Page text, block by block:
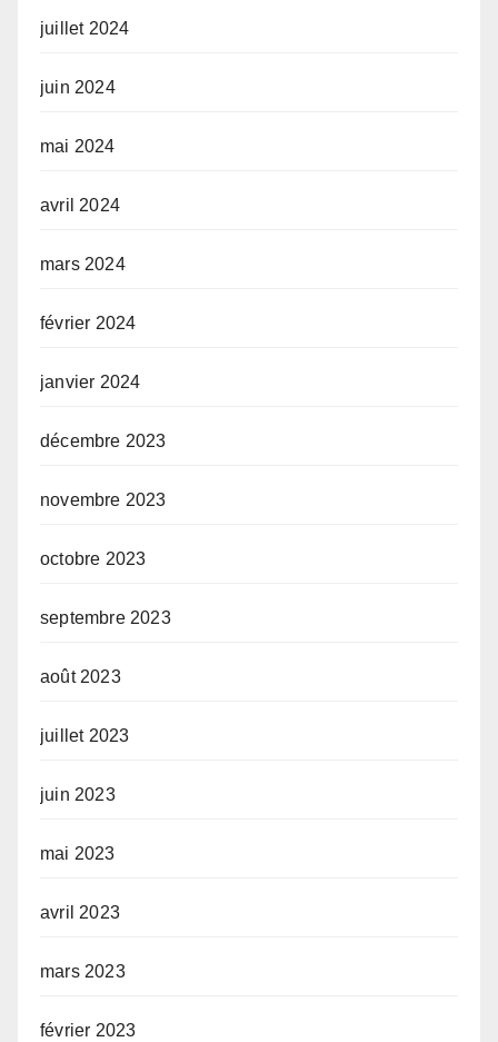
juillet 2024
juin 2024
mai 2024
avril 2024
mars 2024
février 2024
janvier 2024
décembre 2023
novembre 2023
octobre 2023
septembre 2023
août 2023
juillet 2023
juin 2023
mai 2023
avril 2023
mars 2023
février 2023